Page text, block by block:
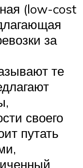
(low-cost
за
те
своего
путать